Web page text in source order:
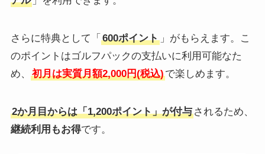
さらに特典として「 600ポイント」がもらえます。こ
のポイントはゴルフパックの支払いに利用可能なた
め、
初月は実質月額2,000円(税込)で楽しめます。
2か月目からは「1,200ポイント」が付与されるため、
継続利用もお得です。